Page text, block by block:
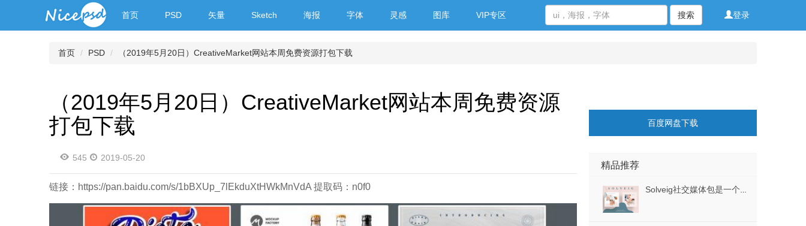
首页 PSD 矢量 Sketch 海报 字体 灵感 图库 VIP专区 登录
搜索
首页 PSD （2019年5月20日）CreativeMarket网站本周免费资源打包下载
（2019年5月20日）CreativeMarket网站本周免费资源
打包下载
545 2019-05-20
链接：https://pan.baidu.com/s/1bBXUp_7lEkduXtHWkMnVdA 提取码：n0f0
百度网盘下载
精品推荐